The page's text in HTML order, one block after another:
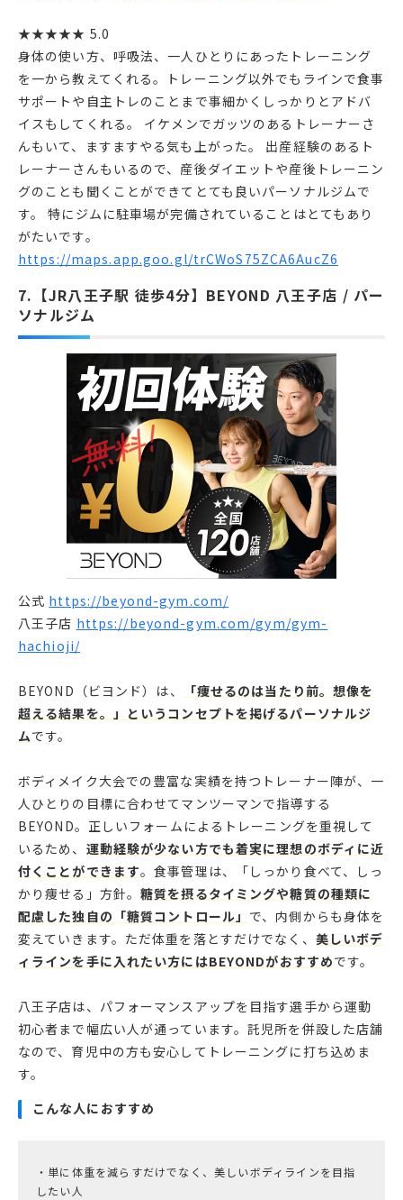
★★★★★ 5.0
身体の使い方、呼吸法、一人ひとりにあったトレーニング
を一から教えてくれる。トレーニング以外でもラインで食事
サポートや自主トレのことまで事細かくしっかりとアドバ
イスもしてくれる。 イケメンでガッツのあるトレーナーさ
んもいて、ますますやる気も上がった。 出産経験のあるト
レーナーさんもいるので、産後ダイエットや産後トレーニン
グのことも聞くことができてとても良いパーソナルジムで
す。 特にジムに駐車場が完備されていることはとてもあり
がたいです。
https://maps.app.goo.gl/trCWoS75ZCA6AucZ6
7.【JR八王子駅 徒歩4分】BEYOND 八王子店 / パー
ソナルジム
公式 https://beyond-gym.com/
八王子店 https://beyond-gym.com/gym/gym-
hachioji/
BEYOND（ビヨンド）は、
「痩せるのは当たり前。想像を
超える結果を。」というコンセプトを掲げるパーソナルジ
ムです。
ボディメイク大会での豊富な実績を持つトレーナー陣が、一
人ひとりの目標に合わせてマンツーマンで指導する
BEYOND。正しいフォームによるトレーニングを重視して
いるため、 運動経験が少ない方でも着実に理想のボディに近
付くことができます。食事管理は、「しっかり食べて、しっ
かり痩せる」方針。糖質を摂るタイミングや糖質の種類に
配慮した独自の「糖質コントロール」 で、内側からも身体を
変えていきます。ただ体重を落とすだけでなく、 美しいボデ
ィラインを手に入れたい方にはBEYONDがおすすめです。
八王子店は、パフォーマンスアップを目指す選手から運動
初心者まで幅広い人が通っています。託児所を併設した店舗
なので、育児中の方も安心してトレーニングに打ち込めま
す。
こんな人におすすめ
・単に体重を減らすだけでなく、美しいボディラインを目指
したい人